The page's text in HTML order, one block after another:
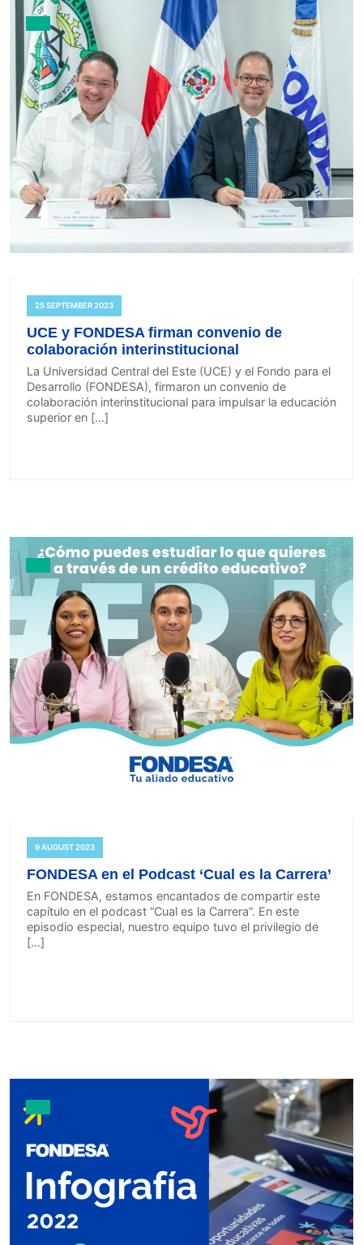
25 SEPTEMBER 2023
UCE y FONDESA firman convenio de
colaboración interinstitucional
La Universidad Central del Este (UCE) y el Fondo para el
Desarrollo (FONDESA), firmaron un convenio de
colaboración interinstitucional para impulsar la educación
superior en […]
9 AUGUST 2023
FONDESA en el Podcast ‘Cual es la Carrera’
En FONDESA, estamos encantados de compartir este
capítulo en el podcast “Cual es la Carrera”. En este
episodio especial, nuestro equipo tuvo el privilegio de
[…]